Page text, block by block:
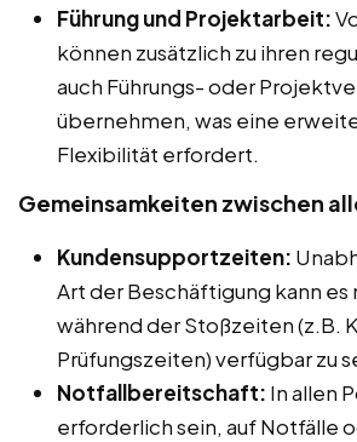
Führung und Projektarbeit:
können zusätzlich zu ihren
auch Führungs- oder
übernehmen, was eine
Flexibilität erfordert.
Gemeinsamkeiten zwischen
Kundensupportzeiten:
Art der Beschäftigung kann
während der Stoßzeiten (z.B.
Prüfungszeiten) verfügbar zu
Notfallbereitschaft: In allen
erforderlich sein, auf Notfälle